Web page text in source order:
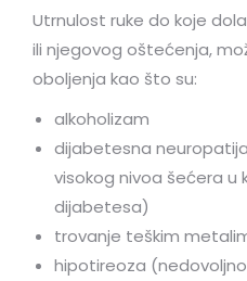
Utrnulost ruke do koje
ili njegovog oštećenja,
oboljenja kao što su:
alkoholizam
dijabetesna
visokog nivoa šećera u
dijabetesa)
trovanje teškim
hipotireoza